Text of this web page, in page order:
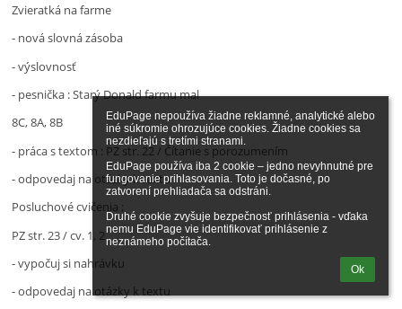
EduPage nepoužíva žiadne reklamné, analytické alebo
iné súkromie ohrozujúce cookies. Žiadne cookies sa
nezdieľajú s tretími stranami.
EduPage používa iba 2 cookie – jedno nevyhnutné pre
fungovanie prihlasovania. Toto je dočasné, po
zatvorení prehliadača sa odstráni.
Druhé cookie zvyšuje bezpečnosť prihlásenia - vďaka
nemu EduPage vie identifikovať prihlásenie z
neznámeho počítača.
Ok
Zvieratká na farme
- nová slovná zásoba
- výslovnosť
- pesnička : Starý Donald farmu mal
8C, 8A, 8B
- práca s textom : PZ str. 22 / Čítanie s porozumením
- odpovedaj na otázky k textu
Posluchové cvičenia :
PZ str. 23 / cv. 1, 2
- vypočuj si nahrávku
- odpovedaj na otázky k textu